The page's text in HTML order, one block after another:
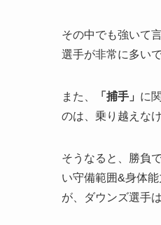
その中でも強いて
選手が非常に多いで
また、 「捕手」 に
のは、乗り越えな
そうなると、勝負
い守備範囲&身体
が、ダウンズ選手